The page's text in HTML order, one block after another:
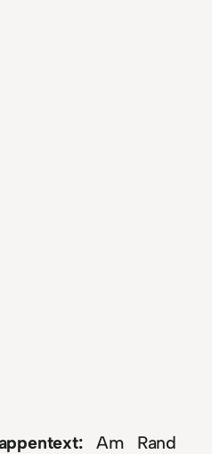
Am Rand